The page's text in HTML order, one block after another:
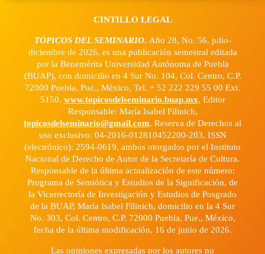
CINTILLO LEGAL
TÓPICOS DEL SEMINARIO. Año 28, No. 56, julio-
diciembre de 2026, es una publicación semestral editada
por la Benemérita Universidad Autónoma de Puebla
(BUAP), con domicilio en 4 Sur No. 104, Col. Centro, C.P.
72000 Puebla, Pue., México, Tel. + 52 222 229 55 00 Ext.
5150. www.topicosdelseminario.buap.mx, Editor
Responsable: María Isabel Filinich,
topicosdelseminario@gmail.com. Reserva de Derechos al
uso exclusivo: 04-2016-012810452200-203, ISSN
(electrónico): 2594-0619, ambos otorgados por el Instituto
Nacional de Derecho de Autor de la Secretaría de Cultura.
Responsable de la última actualización de este número:
Programa de Semiótica y Estudios de la Significación, de
la Vicerrectoría de Investigación y Estudios de Posgrado
de la BUAP, María Isabel Filinich, domicilio en la 4 Sur
No. 303, Col. Centro, C.P. 72000 Puebla, Pue., México,
fecha de la última modificación, 16 de junio de 2026.
Las opiniones expresadas por los autores no